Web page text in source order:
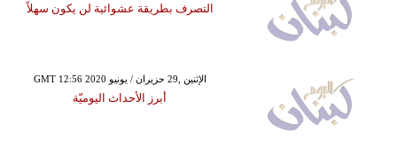
التصرف بطريقة عشوائية لن يكون سهلاً
GMT 12:56 2020 الإثنين ,29 حزيران / يونيو
أبرز الأحداث اليوميّة